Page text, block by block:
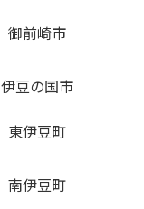
御前崎市
伊豆の国市
東伊豆町
南伊豆町